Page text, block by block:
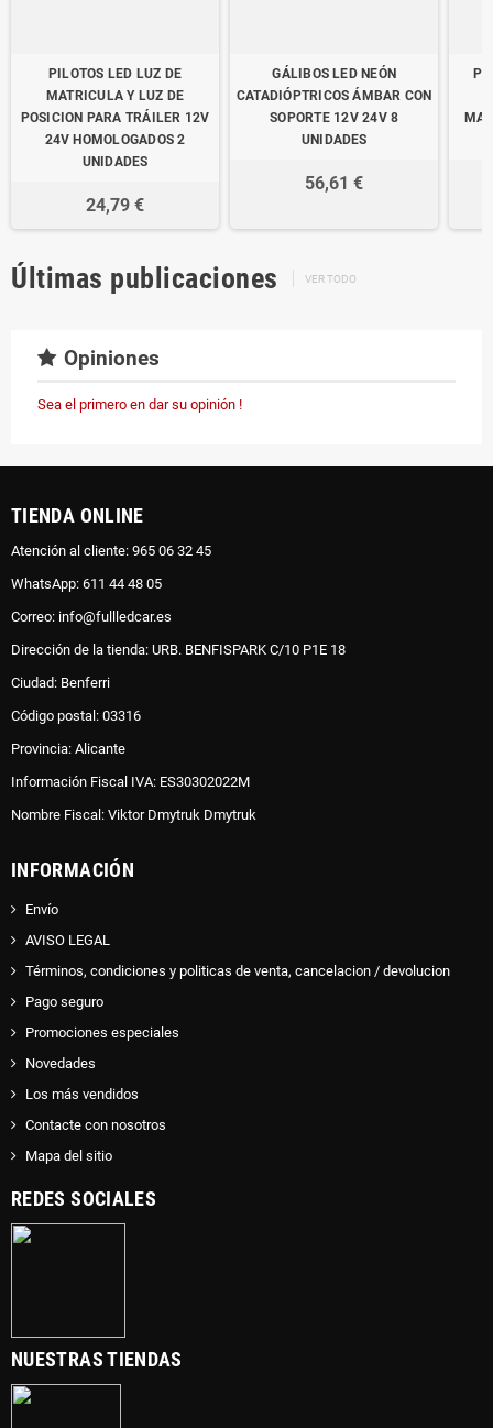
PILOTOS LED LUZ DE
MATRICULA Y LUZ DE
POSICION PARA TRÁILER 12V
24V HOMOLOGADOS 2
UNIDADES
24,79 €
GÁLIBOS LED NEÓN
CATADIÓPTRICOS ÁMBAR CON
SOPORTE 12V 24V 8
UNIDADES
56,61 €
Últimas publicaciones VER TODO
Opiniones
Sea el primero en dar su opinión !
TIENDA ONLINE
Atención al cliente: 965 06 32 45
WhatsApp: 611 44 48 05
Correo: info@fullledcar.es
Dirección de la tienda: URB. BENFISPARK C/10 P1E 18
Ciudad: Benferri
Código postal: 03316
Provincia: Alicante
Información Fiscal IVA: ES30302022M
Nombre Fiscal: Viktor Dmytruk Dmytruk
INFORMACIÓN
Envío
AVISO LEGAL
Términos, condiciones y politicas de venta, cancelacion / devolucion
Pago seguro
Promociones especiales
Novedades
Los más vendidos
Contacte con nosotros
Mapa del sitio
REDES SOCIALES
NUESTRAS TIENDAS